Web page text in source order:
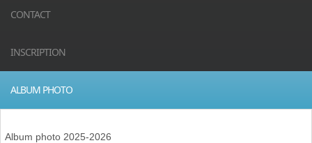
CONTACT
INSCRIPTION
ALBUM PHOTO
Album photo 2025-2026